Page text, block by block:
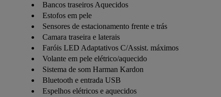
Bancos traseiros Aquecidos
Estofos em pele
Sensores de estacionamento frente e trás
Camara traseira e laterais
Faróis LED Adaptativos C/Assist. máximos
Volante em pele elétrico/aquecido
Sistema de som Harman Kardon
Bluetooth e entrada USB
Espelhos elétricos e aquecidos